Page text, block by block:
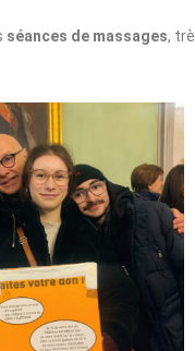
séances de massages,